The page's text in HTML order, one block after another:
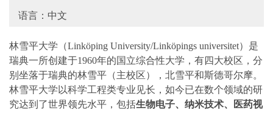
语言：中文
林雪平大学（Linköping University/Linköpings universitet）是
瑞典一所创建于1960年的国立综合性大学，有四大校区，分
别坐落于瑞典的林雪平（主校区），北雪平和斯德哥尔摩。
林雪平大学以科学工程类专业见长，如今已在数个领域的研
究达到了世界领先水平，包括生物电子、纳米技术、医药视